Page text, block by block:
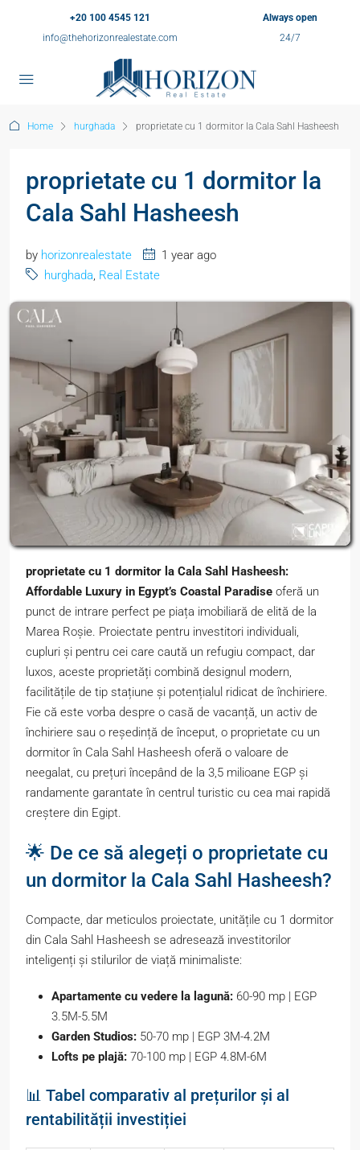
+20 100 4545 121
info@thehorizonrealestate.com
Always open
24/7
Home hurghada proprietate cu 1 dormitor la Cala Sahl Hasheesh
proprietate cu 1 dormitor la
Cala Sahl Hasheesh
by horizonrealestate
1 year ago
hurghada, Real Estate
proprietate cu 1 dormitor la Cala Sahl Hasheesh:
Affordable Luxury in Egypt’s Coastal Paradise oferă un
punct de intrare perfect pe piața imobiliară de elită de la
Marea Roșie. Proiectate pentru investitori individuali,
cupluri și pentru cei care caută un refugiu compact, dar
luxos, aceste proprietăți combină designul modern,
facilitățile de tip stațiune și potențialul ridicat de închiriere.
Fie că este vorba despre o casă de vacanță, un activ de
închiriere sau o reședință de început, o proprietate cu un
dormitor în Cala Sahl Hasheesh oferă o valoare de
neegalat, cu prețuri începând de la 3,5 milioane EGP și
randamente garantate în centrul turistic cu cea mai rapidă
creștere din Egipt.
🌟 De ce să alegeți o proprietate cu
un dormitor la Cala Sahl Hasheesh?
Compacte, dar meticulos proiectate, unitățile cu 1 dormitor
din Cala Sahl Hasheesh se adresează investitorilor
inteligenți și stilurilor de viață minimaliste:
Apartamente cu vedere la lagună: 60-90 mp | EGP
3.5M-5.5M
Garden Studios: 50-70 mp | EGP 3M-4.2M
Lofts pe plajă: 70-100 mp | EGP 4.8M-6M
📊 Tabel comparativ al prețurilor și al
rentabilității investiției